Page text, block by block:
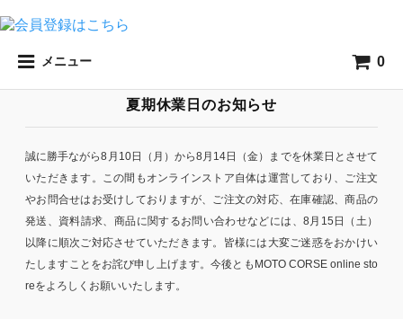
メニュー 0
夏期休業日のお知らせ
誠に勝手ながら8月10日（月）から8月14日（金）までを休業日とさせて
いただきます。この間もオンラインストア自体は運営しており、ご注文
やお問合せはお受けしておりますが、ご注文の対応、在庫確認、商品の
発送、資料請求、商品に関するお問い合わせなどには、8月15日（土）
以降に順次ご対応させていただきます。皆様には大変ご迷惑をおかけい
たしますことをお詫び申し上げます。今後ともMOTO CORSE online sto
reをよろしくお願いいたします。